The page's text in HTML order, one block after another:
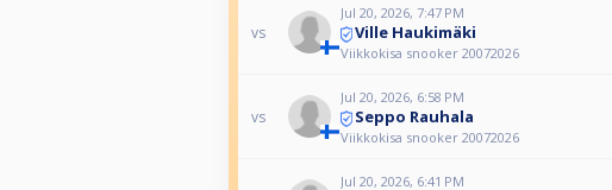
vs
Jul 20, 2026, 7:47 PM
Ville Haukimäki
Viikkokisa snooker 20072026
vs
Jul 20, 2026, 6:58 PM
Seppo Rauhala
Viikkokisa snooker 20072026
Jul 20, 2026, 6:41 PM